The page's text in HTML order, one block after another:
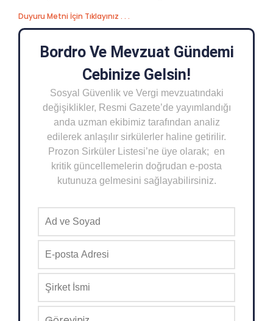
Duyuru Metni İçin Tıklayınız . . .
Bordro Ve Mevzuat Gündemi
Cebinize Gelsin!
Sosyal Güvenlik ve Vergi mevzuatındaki
değişiklikler, Resmi Gazete’de yayımlandığı
anda uzman ekibimiz tarafından analiz
edilerek anlaşılır sirkülerler haline getirilir.
Prozon Sirküler Listesi’ne üye olarak; en
kritik güncellemelerin doğrudan e-posta
kutunuza gelmesini sağlayabilirsiniz.